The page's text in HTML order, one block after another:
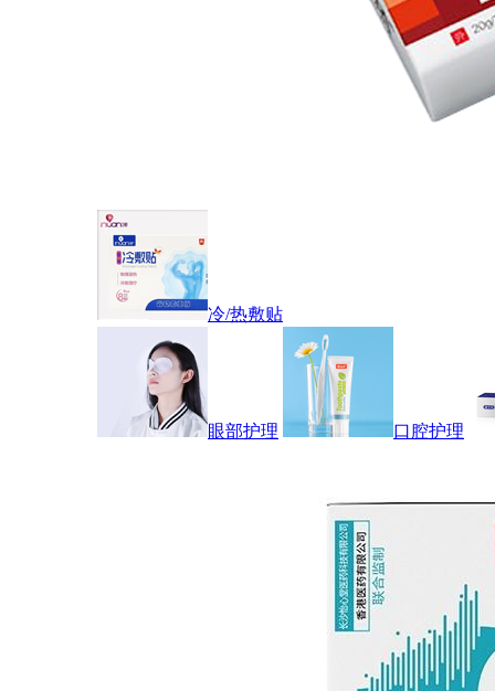
冷/热敷贴
眼部护理 口腔护理